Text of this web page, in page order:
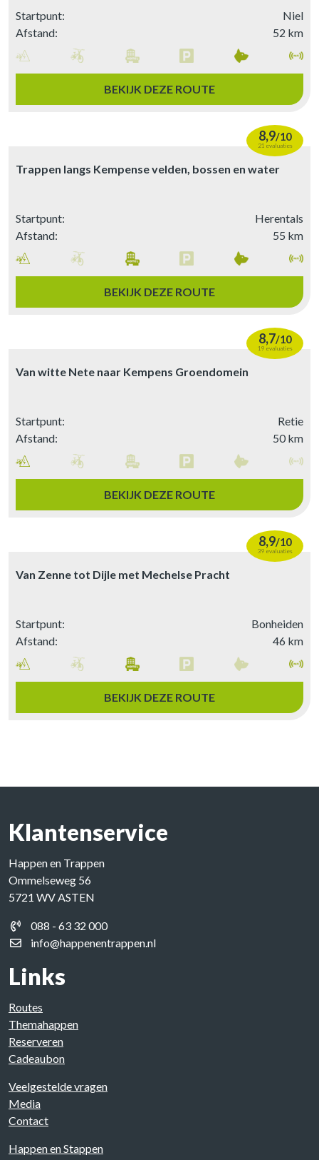
Startpunt:
Niel
Afstand:
52 km
BEKIJK DEZE ROUTE
8,9/10
21 evaluaties
Trappen langs Kempense velden, bossen en water
Startpunt:
Herentals
Afstand:
55 km
BEKIJK DEZE ROUTE
8,7/10
19 evaluaties
Van witte Nete naar Kempens Groendomein
Startpunt:
Retie
Afstand:
50 km
BEKIJK DEZE ROUTE
8,9/10
39 evaluaties
Van Zenne tot Dijle met Mechelse Pracht
Startpunt:
Bonheiden
Afstand:
46 km
BEKIJK DEZE ROUTE
Klantenservice
Happen en Trappen
Ommelseweg 56
5721 WV ASTEN
088 - 63 32 000
info@happenentrappen.nl
Links
Routes
Themahappen
Reserveren
Cadeaubon
Veelgestelde vragen
Media
Contact
Happen en Stappen